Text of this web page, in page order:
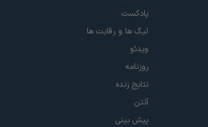
پادکست
لیگ ها و رقابت ها
ویدئو
روزنامه
نتایج زنده
آنتن
پیش بینی